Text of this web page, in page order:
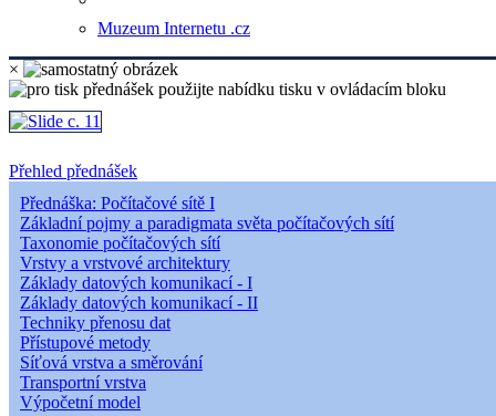
Muzeum Internetu .cz
×
Přehled přednášek
Přednáška: Počítačové sítě I
Základní pojmy a paradigmata světa počítačových sítí
Taxonomie počítačových sítí
Vrstvy a vrstvové architektury
Základy datových komunikací - I
Základy datových komunikací - II
Techniky přenosu dat
Přístupové metody
Síťová vrstva a směrování
Transportní vrstva
Výpočetní model